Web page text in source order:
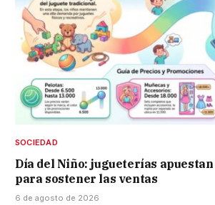
SOCIEDAD
Día del Niño: jugueterías
para sostener las ventas
6 de agosto de 2026